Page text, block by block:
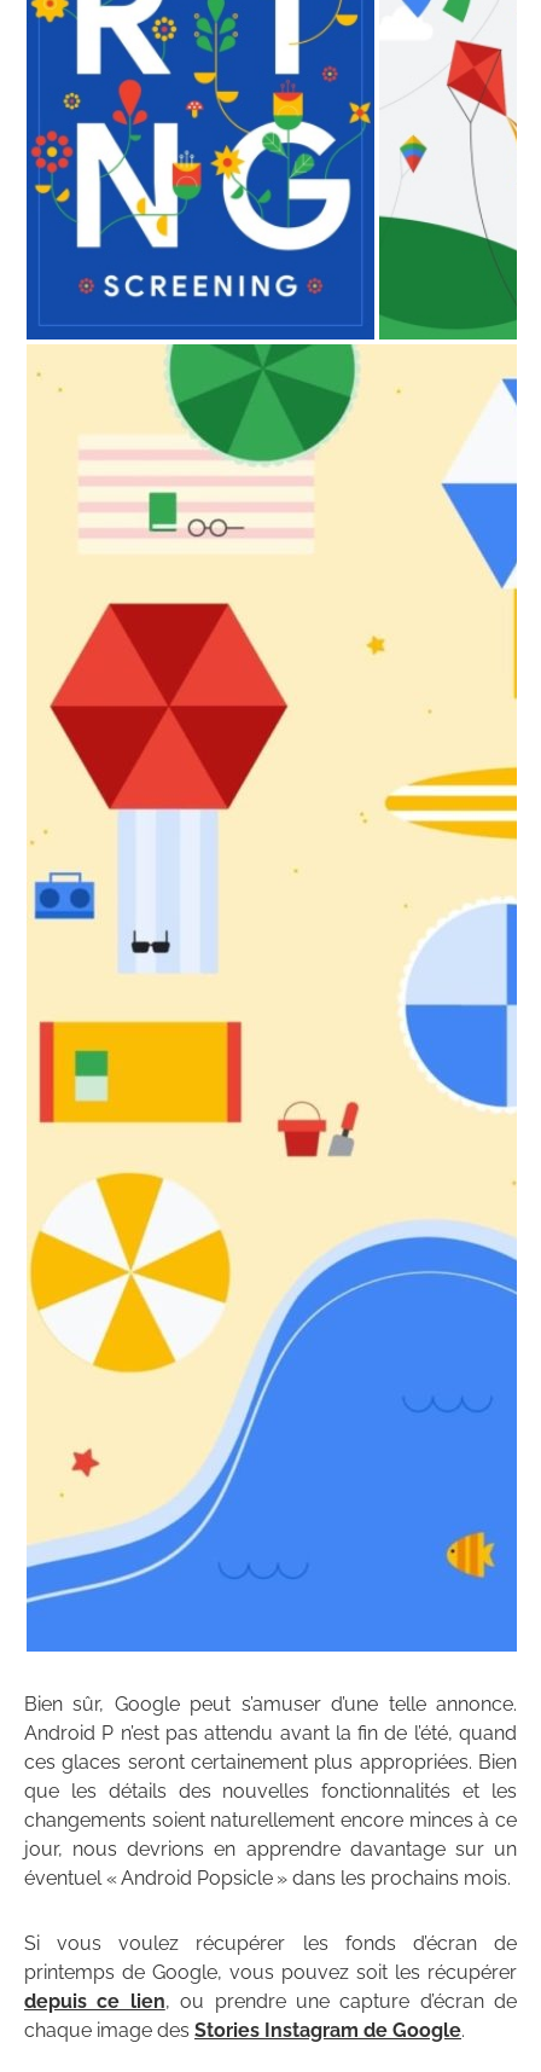
Bien sûr, Google peut s’amuser d’une telle annonce.
Android P n’est pas attendu avant la fin de l’été, quand
ces glaces seront certainement plus appropriées. Bien
que les détails des nouvelles fonctionnalités et les
changements soient naturellement encore minces à ce
jour, nous devrions en apprendre davantage sur un
éventuel « Android Popsicle » dans les prochains mois.
Si vous voulez récupérer les fonds d’écran de
printemps de Google, vous pouvez soit les récupérer
depuis ce lien, ou prendre une capture d’écran de
chaque image des Stories Instagram de Google.